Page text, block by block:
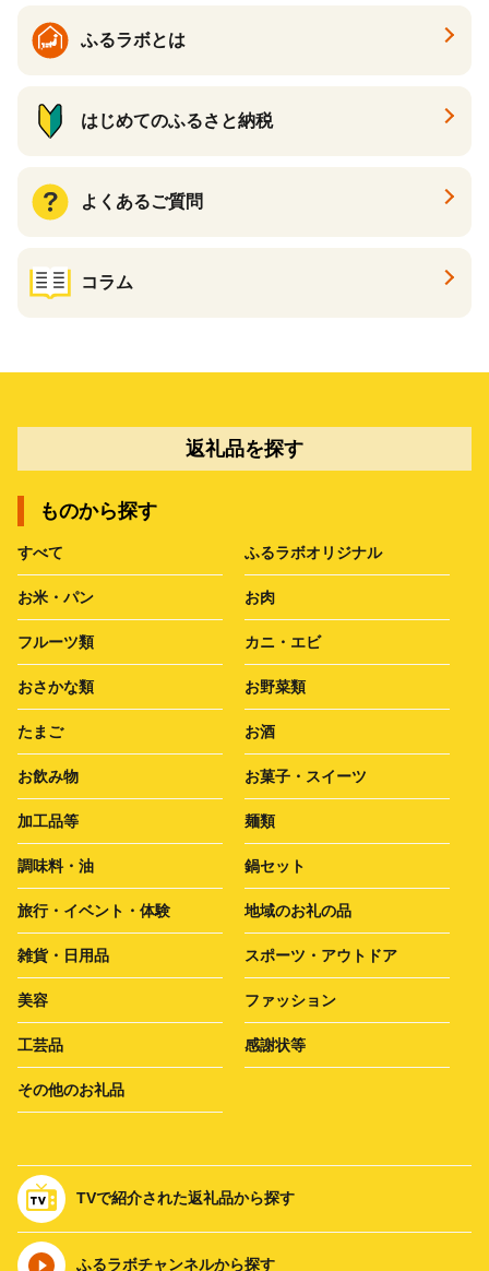
ふるラボとは
はじめてのふるさと納税
よくあるご質問
コラム
返礼品を探す
ものから探す
すべて ふるラボオリジナル
お米・パン お肉
フルーツ類 カニ・エビ
おさかな類 お野菜類
たまご お酒
お飲み物 お菓子・スイーツ
加工品等 麺類
調味料・油 鍋セット
旅行・イベント・体験 地域のお礼の品
雑貨・日用品 スポーツ・アウトドア
美容 ファッション
工芸品 感謝状等
その他のお礼品
TVで紹介された返礼品から探す
ふるラボチャンネルから探す